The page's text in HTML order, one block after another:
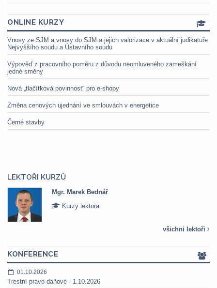
ONLINE KURZY
Vnosy ze SJM a vnosy do SJM a jejich valorizace v aktuální judikatuře
Nejvyššího soudu a Ústavního soudu
Výpověď z pracovního poměru z důvodu neomluveného zameškání
jedné směny
Nová „tlačítková povinnost“ pro e-shopy
Změna cenových ujednání ve smlouvách v energetice
Černé stavby
LEKTOŘI KURZŮ
Mgr. Marek Bednář
Kurzy lektora
všichni lektoři
KONFERENCE
01.10.2026
Trestní právo daňové - 1.10.2026